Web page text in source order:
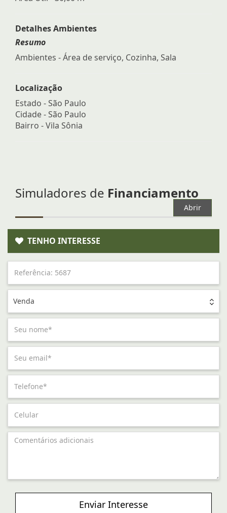
Detalhes Ambientes
Resumo
Ambientes - Área de serviço, Cozinha, Sala
Localização
Estado -São Paulo
Cidade -São Paulo
Bairro -Vila Sônia
Simuladores de Financiamento
Abrir
TENHO INTERESSE
Venda
Enviar Interesse